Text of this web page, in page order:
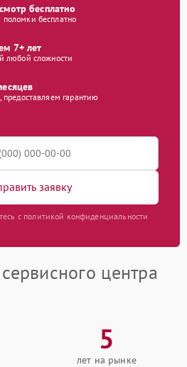
бесплатно
бесплатно
7+ лет
любой сложности
предоставляем гарантию
заявку
с политикой конфиденциальности
центра
5
лет на рынке